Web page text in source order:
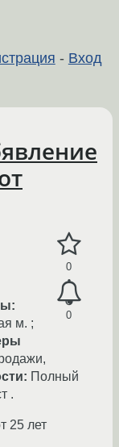
- Вход
0
0
м. ;
Полный
.
25 лет